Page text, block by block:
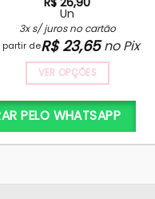
Faixa
de
preço:
R$ 24,90
através
R$ 26,90
Un
3x s/ juros no cartão
partir deR$23,65 no Pix
VER OPÇÕES
produto
tem
várias
As
PELO WHATSAPP